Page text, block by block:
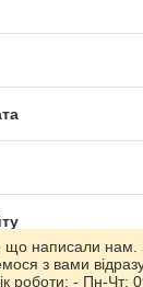
маркетплейсі
що написали нам.
з вами
роботи: - Пн-Чт: